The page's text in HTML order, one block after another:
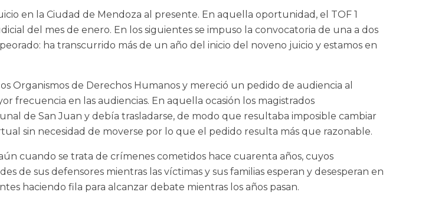
en la Ciudad de Mendoza al presente. En aquella oportunidad, el TOF 1
del mes de enero. En los siguientes se impuso la convocatoria de una a dos
ha transcurrido más de un año del inicio del noveno juicio y estamos en
Organismos de Derechos Humanos y mereció un pedido de audiencia al
frecuencia en las audiencias. En aquella ocasión los magistrados
de San Juan y debía trasladarse, de modo que resultaba imposible cambiar
sin necesidad de moverse por lo que el pedido resulta más que razonable.
cuando se trata de crímenes cometidos hace cuarenta años, cuyos
de sus defensores mientras las víctimas y sus familias esperan y desesperan en
haciendo fila para alcanzar debate mientras los años pasan.